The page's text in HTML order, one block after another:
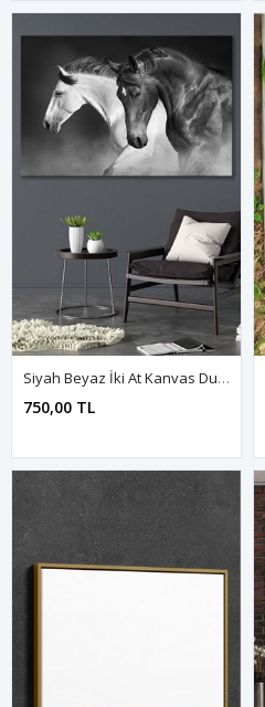
Siyah Beyaz İki At Kanvas Duvar Tablo 4452331
750,00 TL